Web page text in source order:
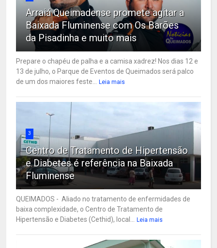
Arraiá Queimadense promete agitar a
Baixada Fluminense com Os Barões
da Pisadinha e muito mais
Prepare o chapéu de palha e a camisa xadrez! Nos dias 12 e
13 de julho, o Parque de Eventos de Queimados será palco
de um dos maiores feste...
Leia mais
3
Centro de Tratamento de Hipertensão
e Diabetes é referência na Baixada
Fluminense
QUEIMADOS - Aliado no tratamento de enfermidades de
baixa complexidade, o Centro de Tratamento de
Hipertensão e Diabetes (Cethid), local...
Leia mais